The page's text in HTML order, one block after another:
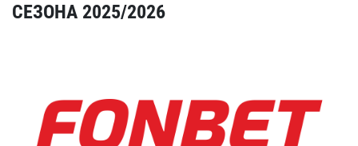
СЕЗОНА 2025/2026